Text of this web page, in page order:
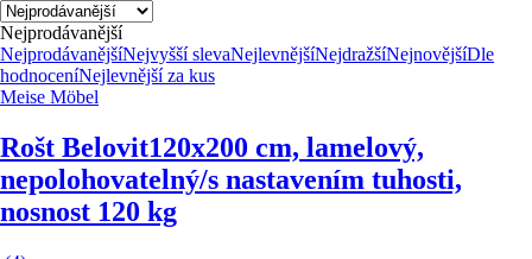
Nejprodávanější
NejprodávanějšíNejvyšší slevaNejlevnějšíNejdražšíNejnovějšíDle
hodnoceníNejlevnější za kus
Meise Möbel
Rošt Belovit120x200 cm, lamelový,
nepolohovatelný/s nastavením tuhosti,
nosnost 120 kg